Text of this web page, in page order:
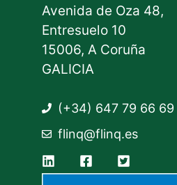
Avenida de Oza 48,
Entresuelo 10
15006, A Coruña
GALICIA
(+34) 647 79 66 69
flinq@flinq.es